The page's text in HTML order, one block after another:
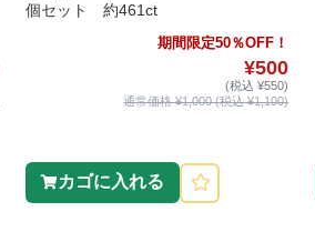
個セット 約461ct
期間限定50％OFF！
¥500
(税込 ¥550)
通常価格 ¥1,000 (税込 ¥1,100)
カゴに入れる